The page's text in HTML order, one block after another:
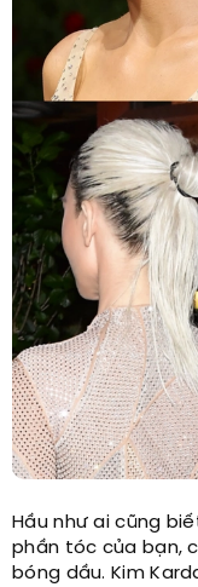
Hầu như ai cũng
phần tóc của bạn,
bóng dầu. Kim